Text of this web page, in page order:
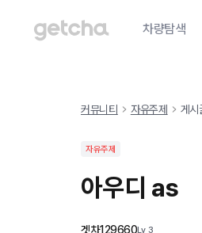
차량탐색
커뮤니티 자유주제 게시
자유주제
아우디 as
겟차129660Lv 3